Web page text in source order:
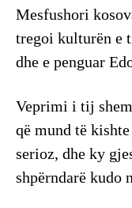
Mesfushori
tregoi kulturën e
dhe e penguar
Veprimi i tij
që mund të
serioz, dhe ky
shpërndarë kudo